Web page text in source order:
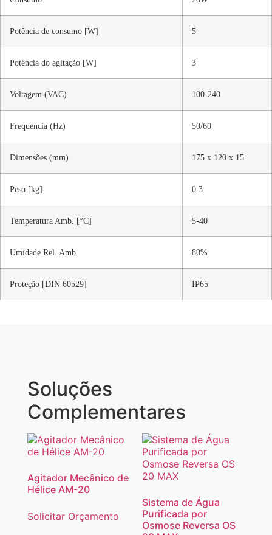
Potência de consumo [W] 5
Potência do agitação [W] 3
Voltagem (VAC) 100-240
Frequencia (Hz) 50/60
Dimensões (mm) 175 x 120 x 15
Peso [kg] 0.3
Temperatura Amb. [°C] 5-40
Umidade Rel. Amb. 80%
Proteção [DIN 60529] IP65
Soluções
Complementares
Agitador Mecânico de
Hélice AM-20
Solicitar Orçamento
Sistema de Água
Purificada por
Osmose Reversa OS